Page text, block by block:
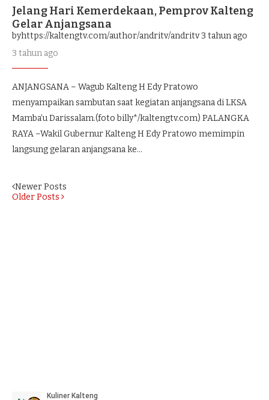
Jelang Hari Kemerdekaan, Pemprov Kalteng
Gelar Anjangsana
byhttps://kaltengtv.com/author/andritv/andritv3 tahun ago
3 tahun ago
ANJANGSANA – Wagub Kalteng H Edy Pratowo
menyampaikan sambutan saat kegiatan anjangsana di LKSA
Mamba’u Darissalam.(foto billy*/kaltengtv.com) PALANGKA
RAYA –Wakil Gubernur Kalteng H Edy Pratowo memimpin
langsung gelaran anjangsana ke…
Newer Posts
Older Posts